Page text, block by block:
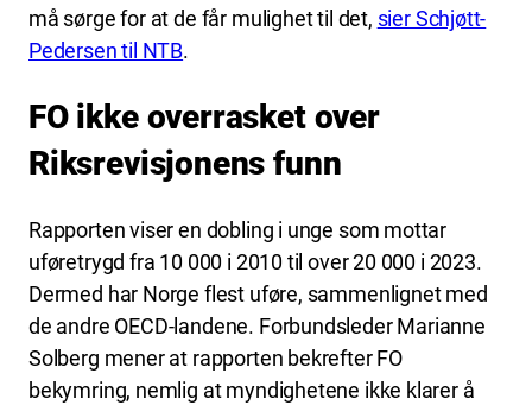
må sørge for at de får mulighet til det, sier Schjøtt-
Pedersen til NTB.
FO ikke overrasket over
Riksrevisjonens funn
Rapporten viser en dobling i unge som mottar
uføretrygd fra 10 000 i 2010 til over 20 000 i 2023.
Dermed har Norge flest uføre, sammenlignet med
de andre OECD-landene. Forbundsleder Marianne
Solberg mener at rapporten bekrefter FO
bekymring, nemlig at myndighetene ikke klarer å